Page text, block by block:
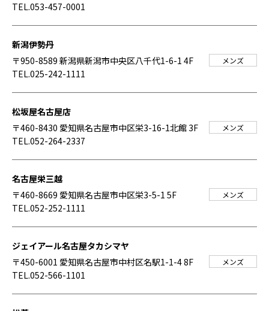
TEL.053-457-0001
新潟伊勢丹
〒950-8589 新潟県新潟市中央区八千代1-6-1 4F
TEL.025-242-1111
メンズ
松坂屋名古屋店
〒460-8430 愛知県名古屋市中区栄3-16-1北館 3F
TEL.052-264-2337
メンズ
名古屋栄三越
〒460-8669 愛知県名古屋市中区栄3-5-1 5F
TEL.052-252-1111
メンズ
ジェイアール名古屋タカシマヤ
〒450-6001 愛知県名古屋市中村区名駅1-1-4 8F
TEL.052-566-1101
メンズ